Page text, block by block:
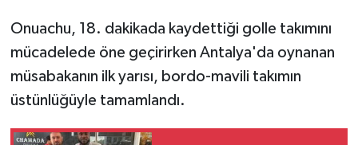
Onuachu, 18. dakikada kaydettiği golle takımını
mücadelede öne geçirirken Antalya'da oynanan
müsabakanın ilk yarısı, bordo-mavili takımın
üstünlüğüyle tamamlandı.